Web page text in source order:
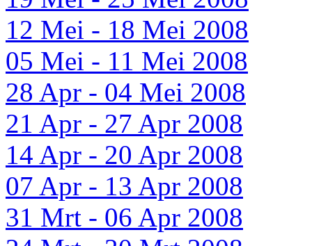
12 Mei - 18 Mei 2008
05 Mei - 11 Mei 2008
28 Apr - 04 Mei 2008
21 Apr - 27 Apr 2008
14 Apr - 20 Apr 2008
07 Apr - 13 Apr 2008
31 Mrt - 06 Apr 2008